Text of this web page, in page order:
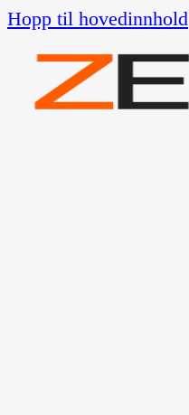
Hopp til hovedinnhold